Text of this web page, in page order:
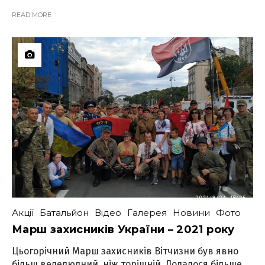
READ MORE
Акції Батальйон Відео Галерея Новини Фото
Марш захисників України – 2021 року
Цьогорічний Марш захисників Вітчизни був явно